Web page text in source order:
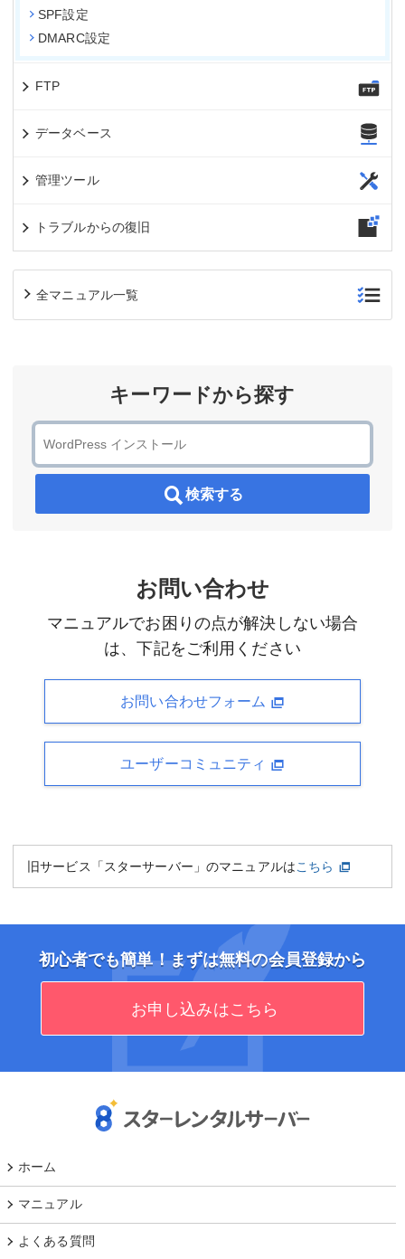
SPF設定
DMARC設定
FTP
データベース
管理ツール
トラブルからの復旧
全マニュアル一覧
キーワードから探す
検索する
お問い合わせ
マニュアルでお困りの点が解決しない場合
は、下記をご利用ください
お問い合わせフォーム
ユーザーコミュニティ
旧サービス「スターサーバー」のマニュアルはこちら
初心者でも簡単！まずは無料の会員登録から
お申し込みはこちら
ホーム
マニュアル
よくある質問